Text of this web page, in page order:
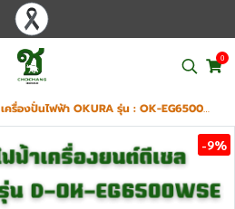
0
เครื่องปั่นไฟฟ้า OKURA รุ่น : OK-EG6500WSE
-9%